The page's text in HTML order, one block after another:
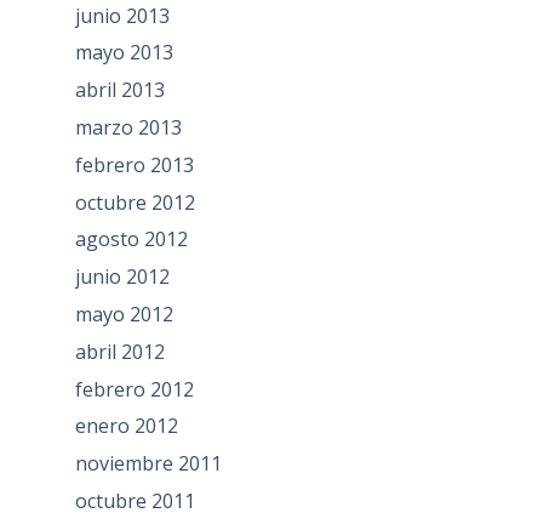
junio 2013
mayo 2013
abril 2013
marzo 2013
febrero 2013
octubre 2012
agosto 2012
junio 2012
mayo 2012
abril 2012
febrero 2012
enero 2012
noviembre 2011
octubre 2011